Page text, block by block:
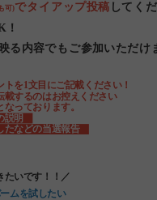
可)でタイアップ投稿 してく
る内容でもご参加いただけ
を1文目にご記載ください！
するのはお控えください
っております。
説明
たなどの当選報告
たいです！！／
ムを試したい